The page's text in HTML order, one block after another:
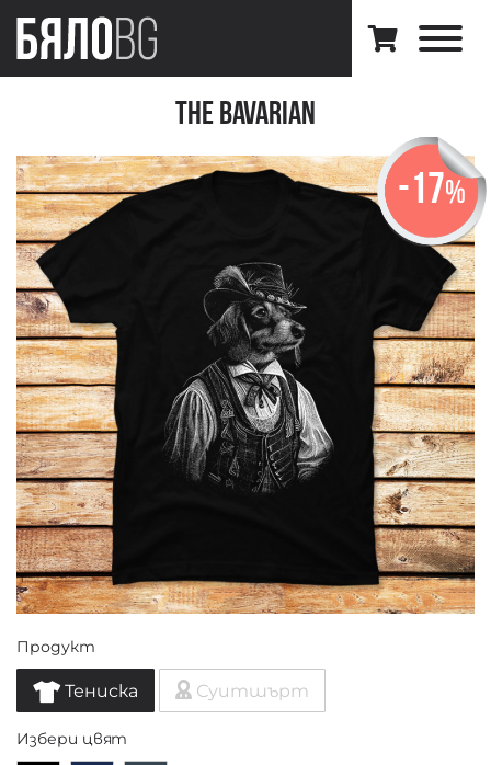
The Bavarian
-17%
Продукт
Тениска Суитшърт
Избери цвят